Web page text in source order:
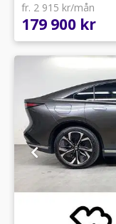
fr. 2 915 kr/mån
179 900 kr